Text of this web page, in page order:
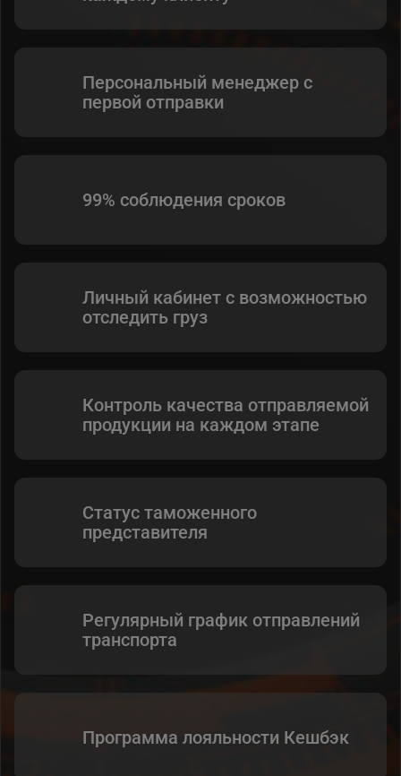
Персональный менеджер с
первой отправки
99% соблюдения сроков
Личный кабинет с возможностью
отследить груз
Контроль качества отправляемой
продукции на каждом этапе
Статус таможенного
представителя
Регулярный график отправлений
транспорта
Программа лояльности Кешбэк